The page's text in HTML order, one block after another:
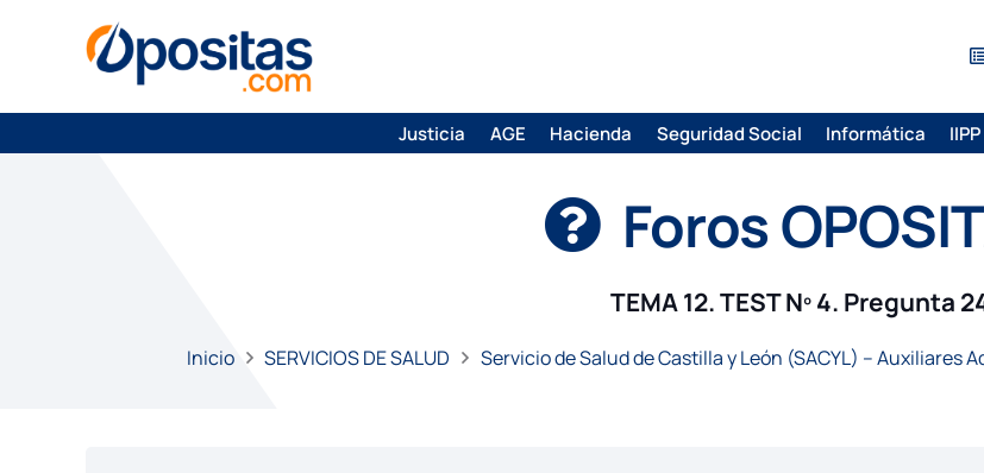
Justicia AGE Hacienda Seguridad Social Informática IIPP
Foros
TEMA 12. TEST Nº 4. Pregunta
Inicio SERVICIOS DE SALUD Servicio de Salud de Castilla y León (SACYL) – Auxiliares